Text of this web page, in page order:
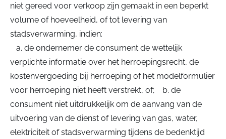
niet gereed voor verkoop zijn gemaakt in een beperkt
volume of hoeveelheid, of tot levering van
stadsverwarming, indien:
a. de ondernemer de consument de wettelijk
verplichte informatie over het herroepingsrecht, de
kostenvergoeding bij herroeping of het modelformulier
voor herroeping niet heeft verstrekt, of; b. de
consument niet uitdrukkelijk om de aanvang van de
uitvoering van de dienst of levering van gas, water,
elektriciteit of stadsverwarming tijdens de bedenktijd